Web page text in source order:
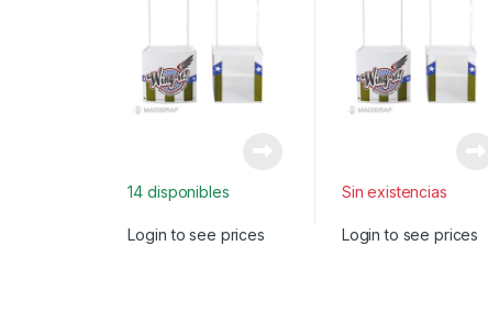
14 disponibles
Login to see prices
Sin existencias
Login to see prices